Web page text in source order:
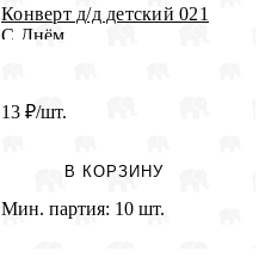
Конверт д/д детский 021
С Днём...
13 ₽/шт.
В КОРЗИНУ
Мин. партия: 10 шт.